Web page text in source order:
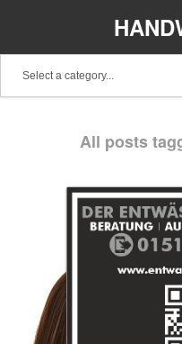
Mecklenburg-Vorpommern
Nordrhein-Westfalen
Sachsen Schleswig-
Stellenangebote
All posts